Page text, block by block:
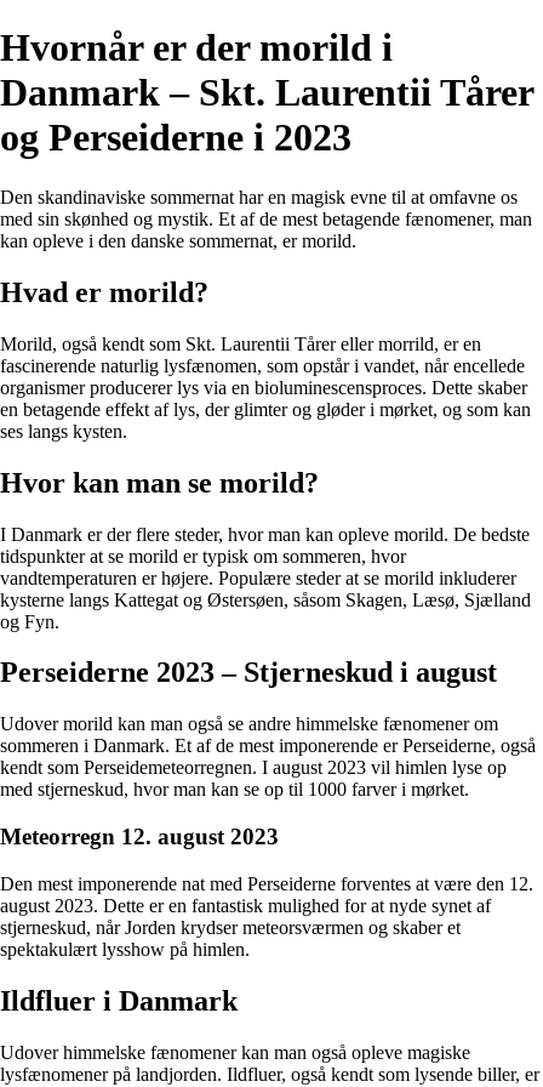
Hvornår er der morild i
Danmark – Skt. Laurentii Tårer
og Perseiderne i 2023
Den skandinaviske sommernat har en magisk evne til at omfavne os
med sin skønhed og mystik. Et af de mest betagende fænomener, man
kan opleve i den danske sommernat, er morild.
Hvad er morild?
Morild, også kendt som Skt. Laurentii Tårer eller morrild, er en
fascinerende naturlig lysfænomen, som opstår i vandet, når encellede
organismer producerer lys via en bioluminescensproces. Dette skaber
en betagende effekt af lys, der glimter og gløder i mørket, og som kan
ses langs kysten.
Hvor kan man se morild?
I Danmark er der flere steder, hvor man kan opleve morild. De bedste
tidspunkter at se morild er typisk om sommeren, hvor
vandtemperaturen er højere. Populære steder at se morild inkluderer
kysterne langs Kattegat og Østersøen, såsom Skagen, Læsø, Sjælland
og Fyn.
Perseiderne 2023 – Stjerneskud i august
Udover morild kan man også se andre himmelske fænomener om
sommeren i Danmark. Et af de mest imponerende er Perseiderne, også
kendt som Perseidemeteorregnen. I august 2023 vil himlen lyse op
med stjerneskud, hvor man kan se op til 1000 farver i mørket.
Meteorregn 12. august 2023
Den mest imponerende nat med Perseiderne forventes at være den 12.
august 2023. Dette er en fantastisk mulighed for at nyde synet af
stjerneskud, når Jorden krydser meteorsværmen og skaber et
spektakulært lysshow på himlen.
Ildfluer i Danmark
Udover himmelske fænomener kan man også opleve magiske
lysfænomener på landjorden. Ildfluer, også kendt som lysende biller, er